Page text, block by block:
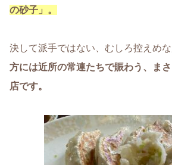
の砂子」
。
決して派手ではない、むしろ控えめ
方には近所の常連たちで賑わう、ま
店です。